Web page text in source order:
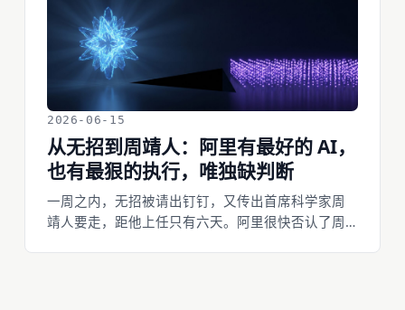
2026-06-15
从无招到周靖人：阿里有最好的 AI，
也有最狠的执行，唯独缺判断
一周之内，无招被请出钉钉，又传出首席科学家周
靖人要走，距他上任只有六天。阿里很快否认了周